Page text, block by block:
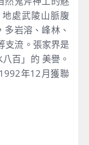
處武陵山脈腹
岩溶、峰林、
支流。張家界是
百」的 美譽。
年12月獲聯